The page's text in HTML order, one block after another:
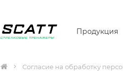
Продукция
Согласие на обработку